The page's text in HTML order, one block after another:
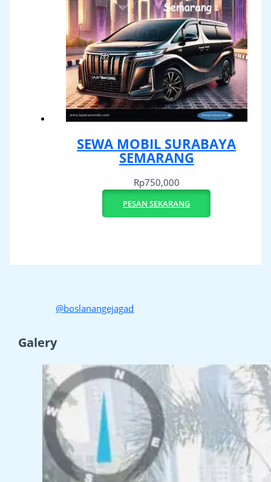
SEWA MOBIL SURABAYA
SEMARANG
Rp750,000
PESAN SEKARANG
@boslanangejagad
Galery